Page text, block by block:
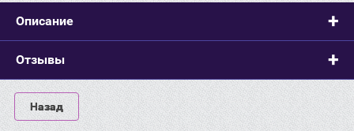
Описание
Отзывы
Назад